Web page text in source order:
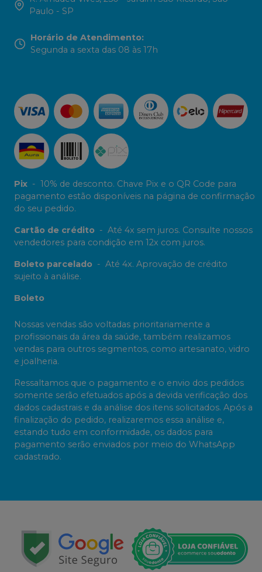
Paulo - SP
Horário de Atendimento:
Segunda a sexta das 08 às 17h
Pix - 10% de desconto. Chave Pix e o QR Code para
pagamento estão disponíveis na página de confirmação
do seu pedido.
Cartão de crédito - Até 4x sem juros. Consulte nossos
vendedores para condição em 12x com juros.
Boleto parcelado - Até 4x. Aprovação de crédito
sujeito à análise.
Boleto
Nossas vendas são voltadas prioritariamente a
profissionais da área da saúde, também realizamos
vendas para outros segmentos, como artesanato, vidro
e joalheria.
Ressaltamos que o pagamento e o envio dos pedidos
somente serão efetuados após a devida verificação dos
dados cadastrais e da análise dos itens solicitados. Após a
finalização do pedido, realizaremos essa análise e,
estando tudo em conformidade, os dados para
pagamento serão enviados por meio do WhatsApp
cadastrado.